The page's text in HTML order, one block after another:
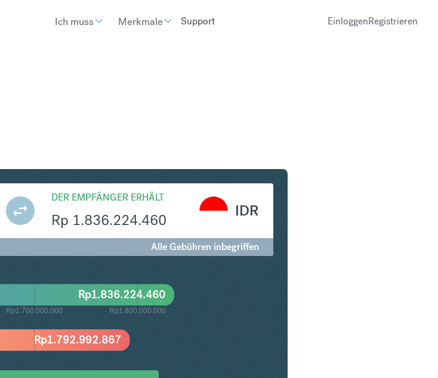
Ich muss Merkmale Support EinloggenRegistrieren
DER EMPFÄNGER ERHÄLT
Rp 1.836.224.460
IDR
Alle Gebühren inbegriffen
Rp1.700.000.000 Rp1.800.000.000
Rp1.792.992.867
Rp1.836.224.460